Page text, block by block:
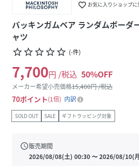
favorite_border お気に入りショップに
バッキンガムベア ランダムボーダ
ャツ
star_borderstar_borderstar_borderstar_borderstar_border (-件)
7,700円 /税込 50%OFF
メーカー希望小売価格15,400円 /税込
70ポイント 1倍 内訳
SOLD OUT SALE ギフトラッピング対象
schedule販売期間
2026/08/08(土) 00:30〜2026/08/10(